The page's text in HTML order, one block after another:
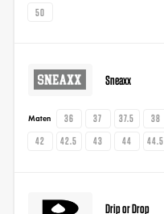
50
Sneaxx
Maten 36 37 37.5 38
42
42.5 43 44 44.5
Drip or Drop